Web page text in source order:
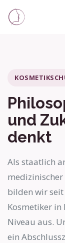
und
denkt
Als staatlich
bilden wir
Kosmetiker
Niveau aus.
ein